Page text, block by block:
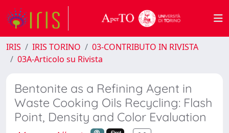
IRIS IRIS TORINO
03-CONTRIBUTO IN RIVISTA
03A-Articolo su Rivista
Bentonite as a Refining Agent in
Waste Cooking Oils Recycling: Flash
Point, Density and Color Evaluation